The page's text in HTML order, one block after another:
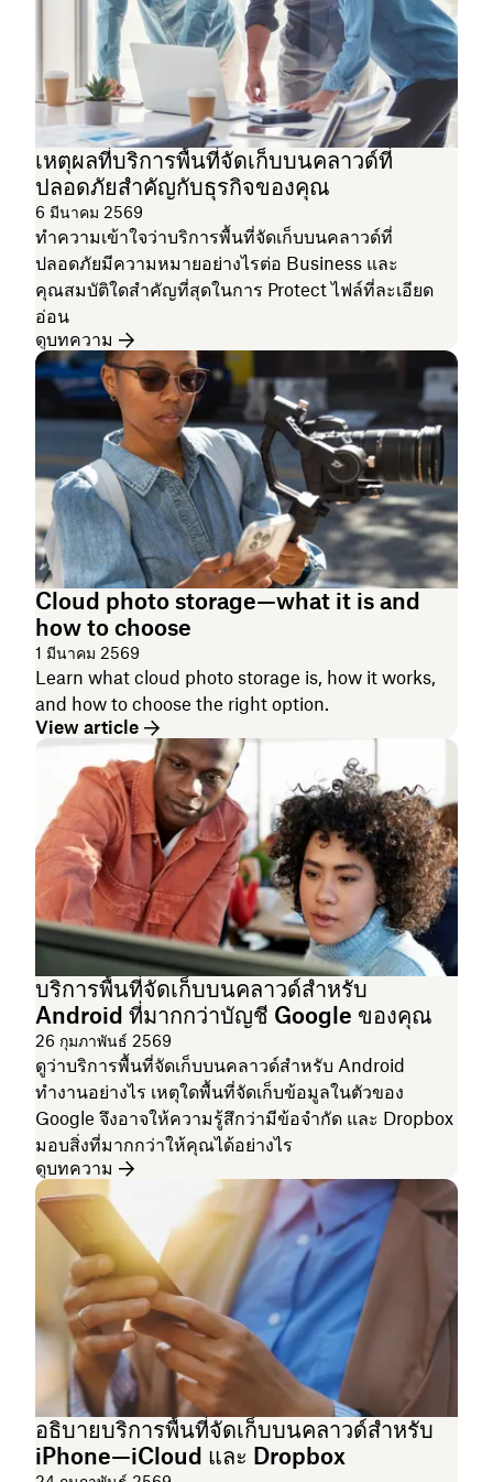
เหตุผลที่บริการพื้นที่จัดเก็บบนคลาวด์ที่
ปลอดภัยสำคัญกับธุรกิจของคุณ
6 มีนาคม 2569
ทำความเข้าใจว่าบริการพื้นที่จัดเก็บบนคลาวด์ที่
ปลอดภัยมีความหมายอย่างไรต่อ Business และ
คุณสมบัติใดสำคัญที่สุดในการ Protect ไฟล์ที่ละเอียด
อ่อน
ดูบทความ
Cloud photo storage—what it is and
how to choose
1 มีนาคม 2569
Learn what cloud photo storage is, how it works,
and how to choose the right option.
View article
บริการพื้นที่จัดเก็บบนคลาวด์สำหรับ
Android ที่มากกว่าบัญชี Google ของคุณ
26 กุมภาพันธ์ 2569
ดูว่าบริการพื้นที่จัดเก็บบนคลาวด์สำหรับ Android
ทำงานอย่างไร เหตุใดพื้นที่จัดเก็บข้อมูลในตัวของ
Google จึงอาจให้ความรู้สึกว่ามีข้อจำกัด และ Dropbox
มอบสิ่งที่มากกว่าให้คุณได้อย่างไร
ดูบทความ
อธิบายบริการพื้นที่จัดเก็บบนคลาวด์สำหรับ
iPhone—iCloud และ Dropbox